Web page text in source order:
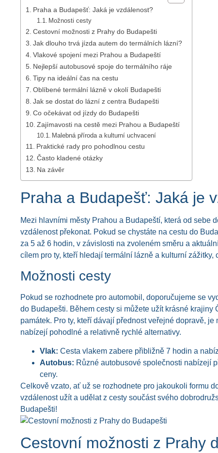
Praha a Budapešť: Jaká je vzdálenost?
Možnosti cesty
Cestovní možnosti z Prahy do Budapešti
Jak dlouho trvá jízda autem do termálních lázní?
Vlakové spojení mezi Prahou a Budapeští
Nejlepší autobusové spoje do termálního ráje
Tipy na ideální čas na cestu
Oblíbené termální lázně v okolí Budapešti
Jak se dostat do lázní z centra Budapešti
Co očekávat od jízdy do Budapešti
Zajímavosti na cestě mezi Prahou a Budapeští
Malebná příroda a kulturní uchvacení
Praktické rady pro pohodlnou cestu
Často kladené otázky
Na závěr
Praha a Budapešť: Jaká je
Mezi hlavními městy Prahou a Budapeští, která od sebe
vzdálenost překonat. Pokud se chystáte na cestu do
za 5 až 6 hodin, v závislosti na zvoleném směru a
cílem pro ty, kteří hledají termální lázně a kulturní
Možnosti cesty
Pokud se rozhodnete pro automobil, doporučujeme se
do Budapešti. Během cesty si můžete užít krásné
památek. Pro ty, kteří dávají přednost veřejné dopravě,
nabízejí pohodlné a relativně rychlé alternativy.
Vlak: Cesta vlakem zabere přibližně 7 hodin a
Autobus: Různé autobusové společnosti nabízejí
ceny.
Celkově vzato, ať už se rozhodnete pro jakoukoli formu
vzdálenost užít a udělat z cesty součást svého
Budapešti!
Cestovní možnosti z Prahy